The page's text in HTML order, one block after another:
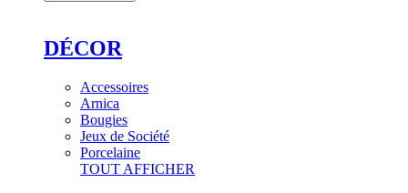
DÉCOR
Accessoires
Arnica
Bougies
Jeux de Société
Porcelaine
TOUT AFFICHER